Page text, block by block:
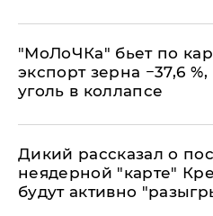
​"МоЛоЧКа" бьет по
экспорт зерна −37,6
уголь в коллапсе
Дикий рассказал о
неядерной "карте"
будут активно